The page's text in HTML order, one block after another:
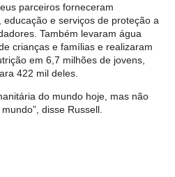
parceiros forneceram
e serviços de proteção a
Também levaram água
crianças e famílias e realizaram
em 6,7 milhões de jovens,
422 mil deles.
do mundo hoje, mas não
disse Russell.